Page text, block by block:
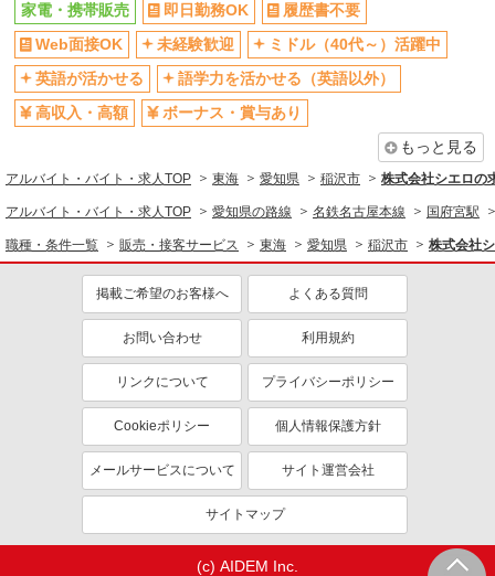
家電・携帯販売 即日勤務OK
履歴書不要
Web面接OK
未経験歓迎
ミドル（40代～）活躍中
英語が活かせる
語学力を活かせる（英語以外）
高収入・高額
ボーナス・賞与あり
もっと見る
アルバイト・バイト・求人TOP 東海 愛知県 稲沢市 株式会社シエロの
アルバイト・バイト・求人TOP 愛知県の路線 名鉄名古屋本線 国府宮駅
職種・条件一覧 販売・接客サービス 東海 愛知県 稲沢市 株式会社
掲載ご希望のお客様へ よくある質問
お問い合わせ 利用規約
リンクについて プライバシーポリシー
Cookieポリシー 個人情報保護方針
メールサービスについて サイト運営会社
サイトマップ
(c) AIDEM Inc.